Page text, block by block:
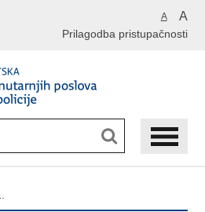
A A
Prilagodba pristupačnosti